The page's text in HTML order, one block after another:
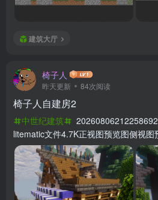
建筑大厅
椅子人
昨天更新 84次阅读
椅子人自建房2
中世纪建筑
litematic文件4.7K正视图预览图侧视图